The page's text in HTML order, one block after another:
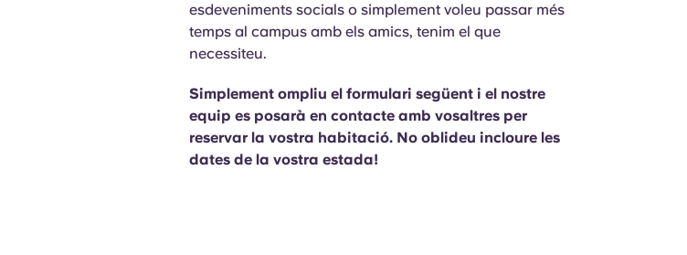
esdeveniments socials o simplement voleu passar més
temps al campus amb els amics, tenim el que
necessiteu.
Simplement ompliu el formulari següent i el nostre
equip es posarà en contacte amb vosaltres per
reservar la vostra habitació. No oblideu incloure les
dates de la vostra estada!